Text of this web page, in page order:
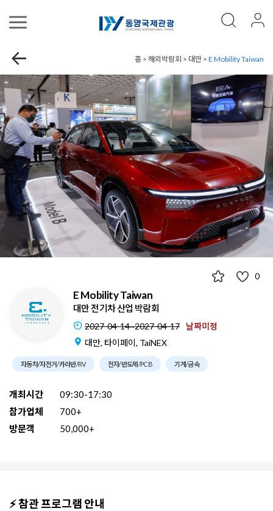
홈 > 해외박람회 > 대만 > E Mobility Taiwan
0
E Mobility Taiwan
대만 전기차 산업 박람회
2027-04-14~2027-04-17
날짜미정
대만, 타이페이, TaiNEX
자동차/자전거/카라반/RV 전자/반도체/PCB 기계/금속
개최시간
09:30-17:30
참가업체
700+
방문객
50,000+
⚡ 참관 프로그램 안내